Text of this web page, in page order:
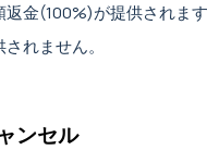
返金(100%)が提供されます
れません。
ンセル